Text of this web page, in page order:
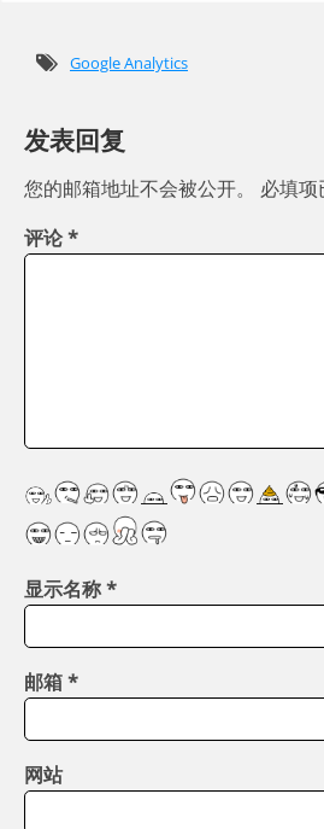
Google Analytics
发表回复
您的邮箱地址不会被公开。 必填项
评论*
显示名称*
邮箱*
网站